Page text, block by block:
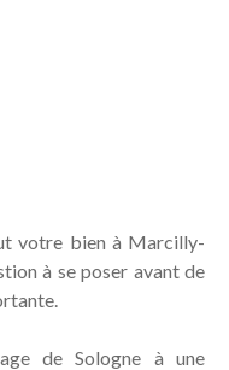
votre bien à Marcilly-
à se poser avant de
de Sologne à une